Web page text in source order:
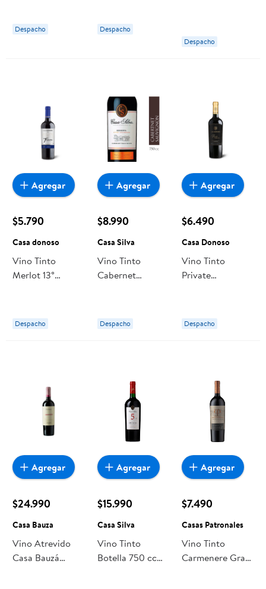
Despacho
Botella
Despacho
Despacho
$5.790
Casa donoso
Vino Tinto
Merlot 13°
Despacho
Agregar
$8.990
Casa Silva
Vino Tinto
Cabernet
750 ml Casa
Silva
Despacho
Agregar
$6.490
Casa Donoso
Vino Tinto
Private
Botella 750 cc
Casa Donoso
Despacho
Agregar
$24.990
Casa Bauza
Vino Atrevido
Casa Bauzá
Agregar
$15.990
Casa Silva
Vino Tinto
Botella 750 cc
Agregar
$7.490
Casas Patronales
Vino Tinto
Carmenere Gran
Agregar